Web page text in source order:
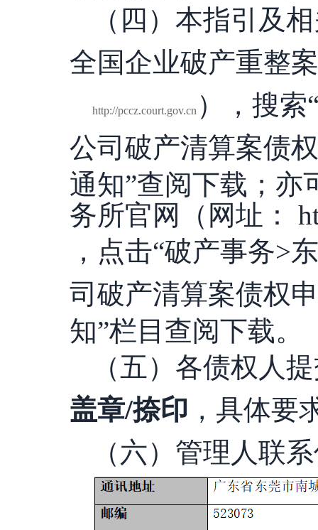
（四）本指引及
全国企业破产重整
http://pccz.court.gov.cn ），搜索
公司 破产清算案债
通知”查阅下载；亦
务所官网（网址：
，点击“破产事务>
司 破产清算案债权
知”栏目查阅下载。
（五）各债权人
盖章/捺印 ，具体要
（六）管理人联